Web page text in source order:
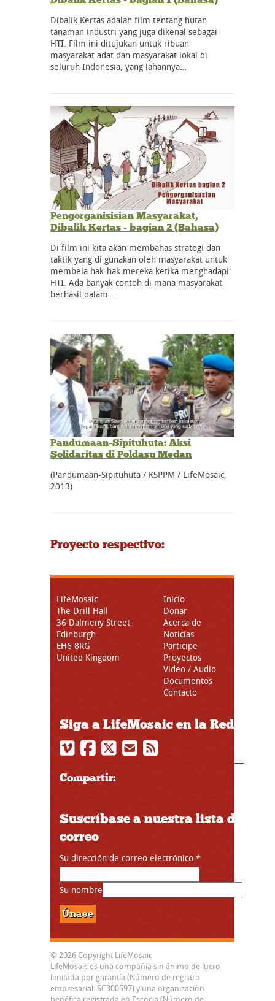
Dibalik Kertas adalah film tentang hutan
tanaman industri yang juga dikenal sebagai
HTI. Film ini ditujukan untuk ribuan
masyarakat adat dan masyarakat lokal di
seluruh Indonesia, yang lahannya…
Pengorganisisian Masyarakat,
Dibalik Kertas - bagian 2 (Bahasa)
Di film ini kita akan membahas strategi dan
taktik yang di gunakan oleh masyarakat untuk
membela hak-hak mereka ketika menghadapi
HTI. Ada banyak contoh di mana masyarakat
berhasil dalam…
Pandumaan-Sipituhuta: Aksi
Solidaritas di Poldasu Medan
(Pandumaan-Sipituhuta / KSPPM / LifeMosaic,
2013)
Proyecto respectivo:
LifeMosaic
The Drill Hall
36 Dalmeny Street
Edinburgh
EH6 8RG
United Kingdom
Inicio
Donar
Acerca de
Noticias
Participe
Proyectos
Video / Audio
Documentos
Contacto
Siga a LifeMosaic en la Red
Compartir:
Suscríbase a nuestra lista de
correo
Su dirección de correo electrónico *
Su nombre
© 2026 Copyright LifeMosaic
LifeMosaic es una compañía sin ánimo de lucro
limitada por garantía (Número de registro
empresarial: SC300597) y una organización